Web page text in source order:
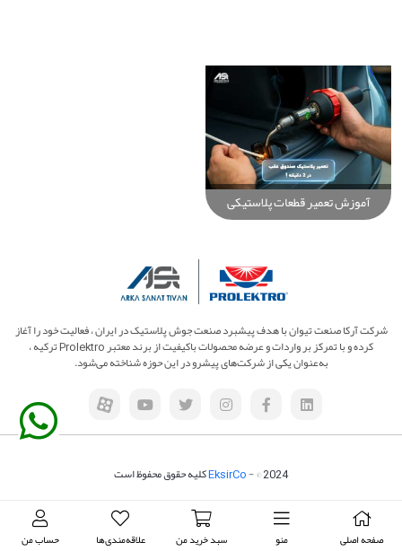
صفحه اصلی منو سبد خرید من علاقه‌مندی‌ها حساب من
آموزش تعمیر قطعات پلاستیکی
صندوق عقب خودرو با دستگاه
شرکت آرکا صنعت تیوان با هدف پیشبرد صنعت جوش پلاستیک در ایران ، فعالیت خود را آغاز
کرده و با تمرکز بر واردات و عرضه محصولات باکیفیت از برند معتبر Prolektro ترکیه ،
به‌عنوان یکی از شرکت‌های پیشرو در این حوزه شناخته می‌شود.
EksirCo- © 2024 کلیه حقوق محفوظ است